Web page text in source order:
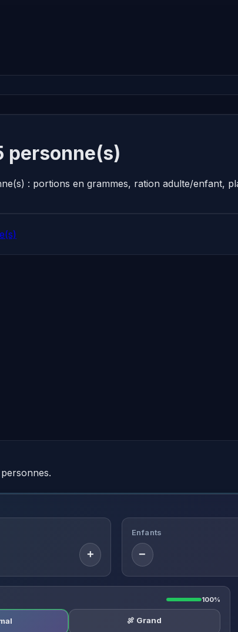
personne(s)
: portions en grammes, ration adulte/enfant,
+
Enfants
−
100%
🍖 Grand